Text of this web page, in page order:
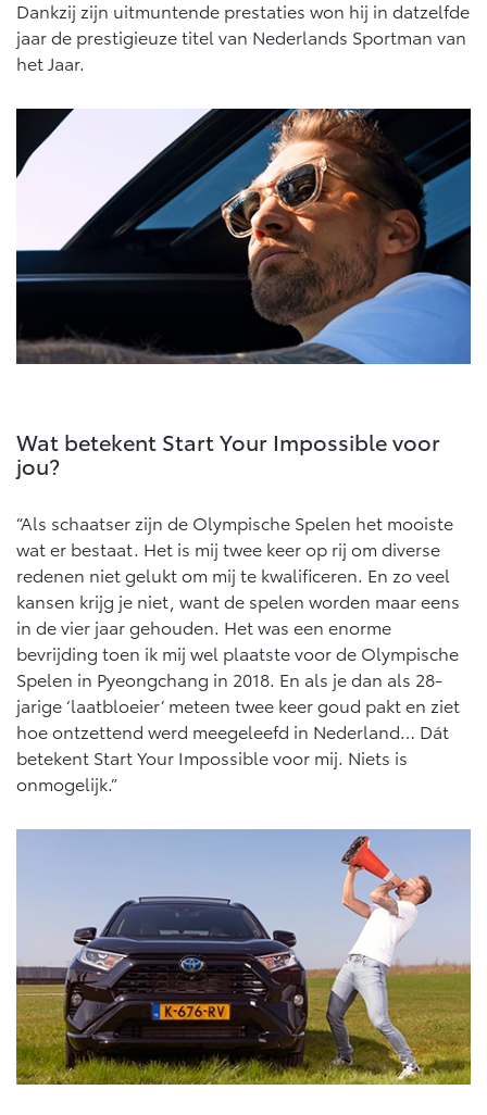
Vanaf € 46.301,- Vanaf € 56.570,-
Dankzij zijn uitmuntende prestaties won hij in datzelfde
jaar de prestigieuze titel van Nederlands Sportman van
het Jaar.
Wat betekent Start Your Impossible voor
jou?
“Als schaatser zijn de Olympische Spelen het mooiste
wat er bestaat. Het is mij twee keer op rij om diverse
redenen niet gelukt om mij te kwalificeren. En zo veel
kansen krijg je niet, want de spelen worden maar eens
in de vier jaar gehouden. Het was een enorme
bevrijding toen ik mij wel plaatste voor de Olympische
Spelen in Pyeongchang in 2018. En als je dan als 28-
jarige ‘laatbloeier’ meteen twee keer goud pakt en ziet
hoe ontzettend werd meegeleefd in Nederland… Dát
betekent Start Your Impossible voor mij. Niets is
onmogelijk.”